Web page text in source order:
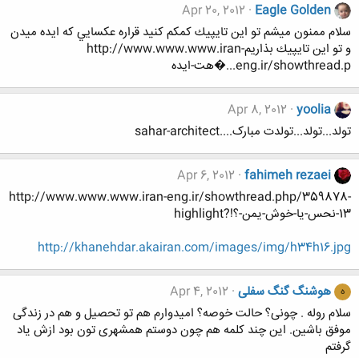
Eagle Golden
Apr 20, 2012
سلام ممنون ميشم تو اين تايپيك كمكم كنيد قراره عكسايي كه ايده ميدن
و تو اين تايپيك بذاريمhttp://www.www.www.iran-
eng.ir/showthread.p...�هت-ايده
yoolia
Apr 8, 2012
تولد...تولد...تولدت مبارک....sahar-architect
fahimeh rezaei
Apr 6, 2012
http://www.www.www.iran-eng.ir/showthread.php/359878-
13-نحس-یا-خوش-یمن-؟!?highlight
http://khanehdar.akairan.com/images/img/h34h16.jpg
ه هوشنگ گنگ سفلی Apr 4, 2012
سلام روله . چونی؟ حالت خوصه؟ امیدوارم هم تو تحصیل و هم در زندگی
موفق باشین. این چند کلمه هم چون دوستم همشهری تون بود ازش یاد
گرفتم